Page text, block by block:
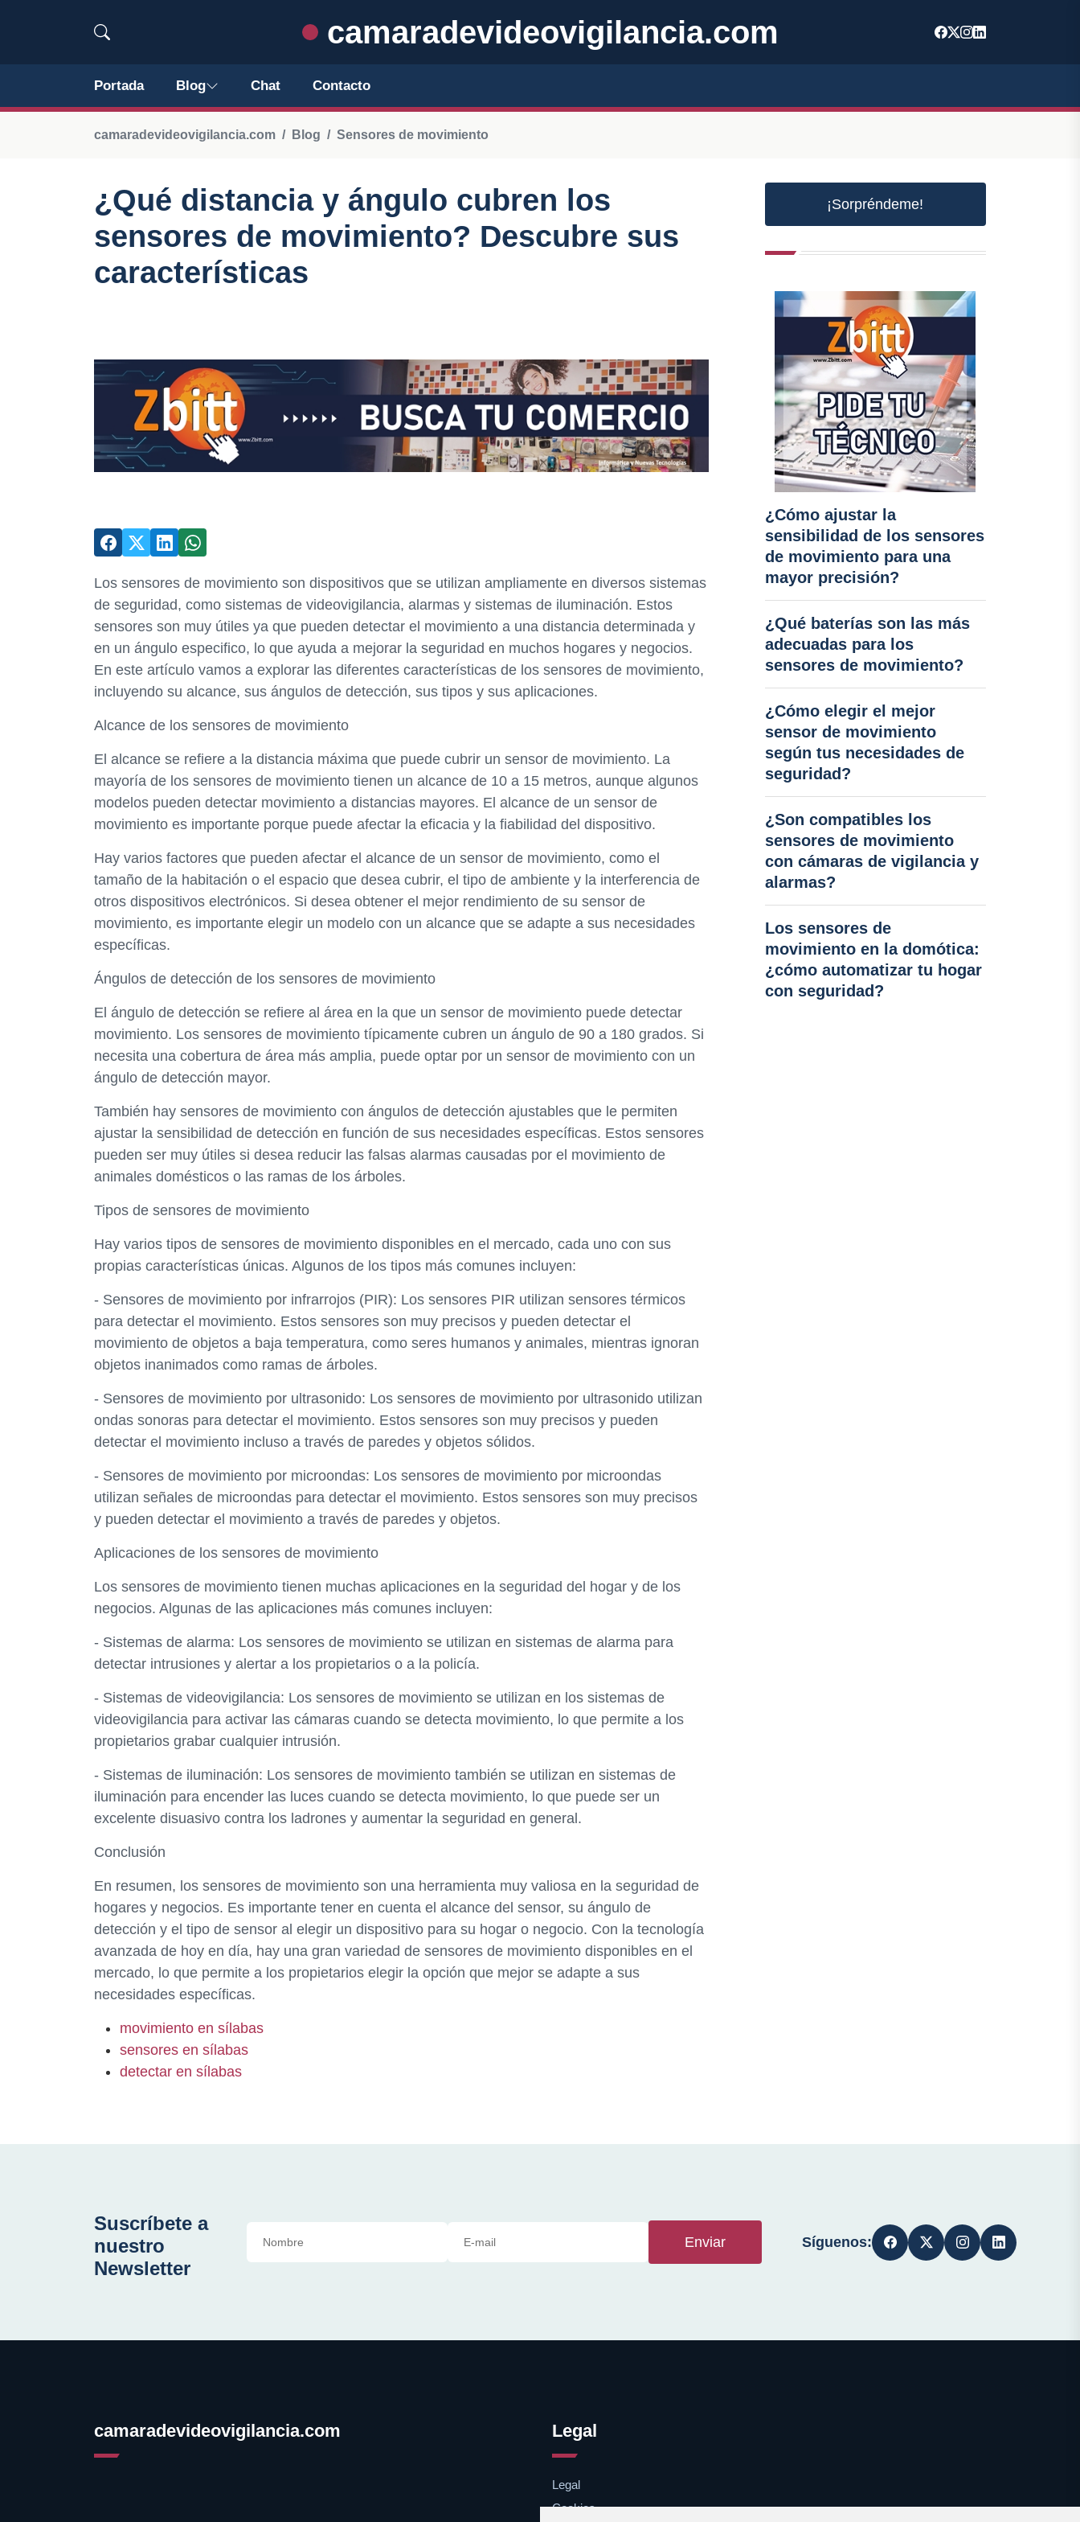
camaradevideovigilancia.com
Portada Blog Chat Contacto
camaradevideovigilancia.com Blog Sensores de movimiento
¿Qué distancia y ángulo cubren los
sensores de movimiento? Descubre sus
características
Los sensores de movimiento son dispositivos que se utilizan ampliamente en diversos sistemas
de seguridad, como sistemas de videovigilancia, alarmas y sistemas de iluminación. Estos
sensores son muy útiles ya que pueden detectar el movimiento a una distancia determinada y
en un ángulo especifico, lo que ayuda a mejorar la seguridad en muchos hogares y negocios.
En este artículo vamos a explorar las diferentes características de los sensores de movimiento,
incluyendo su alcance, sus ángulos de detección, sus tipos y sus aplicaciones.
Alcance de los sensores de movimiento
El alcance se refiere a la distancia máxima que puede cubrir un sensor de movimiento. La
mayoría de los sensores de movimiento tienen un alcance de 10 a 15 metros, aunque algunos
modelos pueden detectar movimiento a distancias mayores. El alcance de un sensor de
movimiento es importante porque puede afectar la eficacia y la fiabilidad del dispositivo.
Hay varios factores que pueden afectar el alcance de un sensor de movimiento, como el
tamaño de la habitación o el espacio que desea cubrir, el tipo de ambiente y la interferencia de
otros dispositivos electrónicos. Si desea obtener el mejor rendimiento de su sensor de
movimiento, es importante elegir un modelo con un alcance que se adapte a sus necesidades
específicas.
Ángulos de detección de los sensores de movimiento
El ángulo de detección se refiere al área en la que un sensor de movimiento puede detectar
movimiento. Los sensores de movimiento típicamente cubren un ángulo de 90 a 180 grados. Si
necesita una cobertura de área más amplia, puede optar por un sensor de movimiento con un
ángulo de detección mayor.
También hay sensores de movimiento con ángulos de detección ajustables que le permiten
ajustar la sensibilidad de detección en función de sus necesidades específicas. Estos sensores
pueden ser muy útiles si desea reducir las falsas alarmas causadas por el movimiento de
animales domésticos o las ramas de los árboles.
Tipos de sensores de movimiento
Hay varios tipos de sensores de movimiento disponibles en el mercado, cada uno con sus
propias características únicas. Algunos de los tipos más comunes incluyen:
- Sensores de movimiento por infrarrojos (PIR): Los sensores PIR utilizan sensores térmicos
para detectar el movimiento. Estos sensores son muy precisos y pueden detectar el
movimiento de objetos a baja temperatura, como seres humanos y animales, mientras ignoran
objetos inanimados como ramas de árboles.
- Sensores de movimiento por ultrasonido: Los sensores de movimiento por ultrasonido utilizan
ondas sonoras para detectar el movimiento. Estos sensores son muy precisos y pueden
detectar el movimiento incluso a través de paredes y objetos sólidos.
- Sensores de movimiento por microondas: Los sensores de movimiento por microondas
utilizan señales de microondas para detectar el movimiento. Estos sensores son muy precisos
y pueden detectar el movimiento a través de paredes y objetos.
Aplicaciones de los sensores de movimiento
Los sensores de movimiento tienen muchas aplicaciones en la seguridad del hogar y de los
negocios. Algunas de las aplicaciones más comunes incluyen:
- Sistemas de alarma: Los sensores de movimiento se utilizan en sistemas de alarma para
detectar intrusiones y alertar a los propietarios o a la policía.
- Sistemas de videovigilancia: Los sensores de movimiento se utilizan en los sistemas de
videovigilancia para activar las cámaras cuando se detecta movimiento, lo que permite a los
propietarios grabar cualquier intrusión.
- Sistemas de iluminación: Los sensores de movimiento también se utilizan en sistemas de
iluminación para encender las luces cuando se detecta movimiento, lo que puede ser un
excelente disuasivo contra los ladrones y aumentar la seguridad en general.
Conclusión
En resumen, los sensores de movimiento son una herramienta muy valiosa en la seguridad de
hogares y negocios. Es importante tener en cuenta el alcance del sensor, su ángulo de
detección y el tipo de sensor al elegir un dispositivo para su hogar o negocio. Con la tecnología
avanzada de hoy en día, hay una gran variedad de sensores de movimiento disponibles en el
mercado, lo que permite a los propietarios elegir la opción que mejor se adapte a sus
necesidades específicas.
movimiento en sílabas
sensores en sílabas
detectar en sílabas
¡Sorpréndeme!
¿Cómo ajustar la
sensibilidad de los sensores
de movimiento para una
mayor precisión?
¿Qué baterías son las más
adecuadas para los
sensores de movimiento?
¿Cómo elegir el mejor
sensor de movimiento
según tus necesidades de
seguridad?
¿Son compatibles los
sensores de movimiento
con cámaras de vigilancia y
alarmas?
Los sensores de
movimiento en la domótica:
¿cómo automatizar tu hogar
con seguridad?
Suscríbete a
nuestro
Newsletter
Enviar Síguenos:
camaradevideovigilancia.com Legal
Legal
Cookies